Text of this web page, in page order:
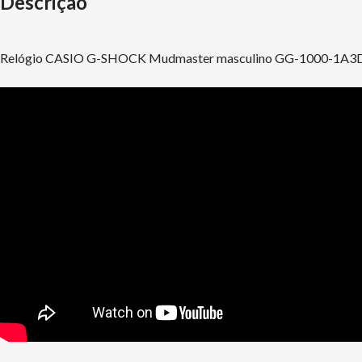
Relógio CASIO G-SHOCK Mudmaster masculino GG-1000-